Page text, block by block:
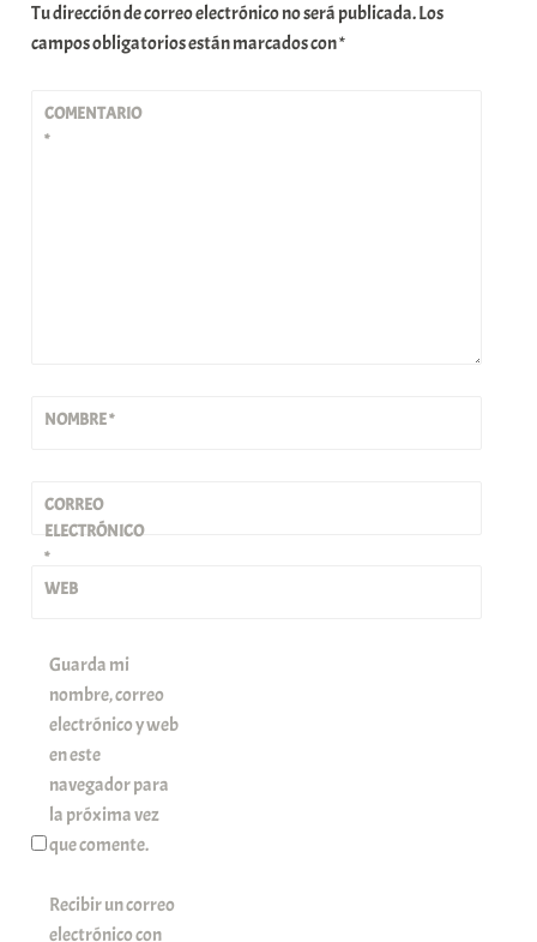
Tu dirección de correo electrónico no será publicada.Los
campos obligatorios están marcados con*
COMENTARIO
*
NOMBRE*
CORREO
ELECTRÓNICO
*
WEB
Guarda mi
nombre, correo
electrónico y web
en este
navegador para
la próxima vez
que comente.
Recibir un correo
electrónico con